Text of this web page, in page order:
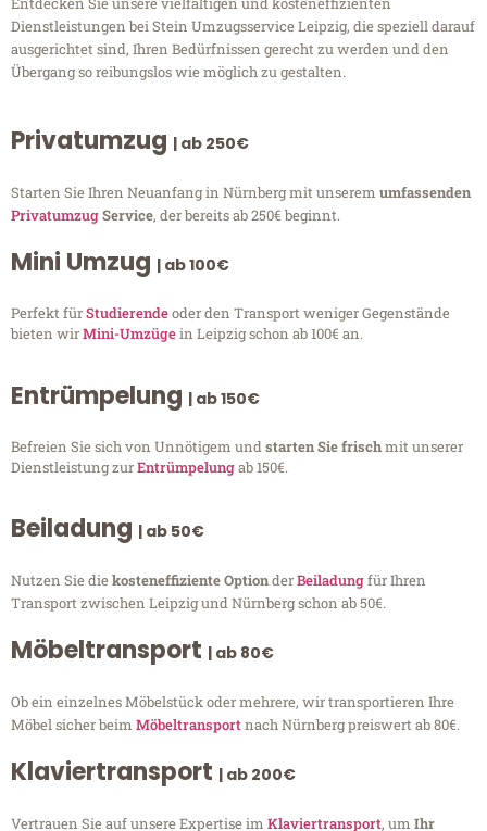
Dienstleistungen bei Stein Umzugsservice Leipzig, die speziell darauf
ausgerichtet sind, Ihren Bedürfnissen gerecht zu werden und den
Übergang so reibungslos wie möglich zu gestalten.
Privatumzug | ab 250€
Starten Sie Ihren Neuanfang in Nürnberg mit unserem umfassenden
PrivatumzugService, der bereits ab 250€ beginnt.
Mini Umzug | ab 100€
Perfekt fürStudierendeoder den Transport weniger Gegenstände
bieten wirMini-Umzügein Leipzig schon ab 100€ an.
Entrümpelung | ab 150€
Befreien Sie sich von Unnötigem undstarten Sie frischmit unserer
Dienstleistung zurEntrümpelungab 150€.
Beiladung | ab 50€
Nutzen Sie diekosteneffiziente OptionderBeiladungfür Ihren
Transport zwischen Leipzig und Nürnberg schon ab 50€.
Möbeltransport | ab 80€
Ob ein einzelnes Möbelstück oder mehrere, wir transportieren Ihre
Möbel sicher beim Möbeltransportnach Nürnberg preiswert ab 80€.
Klaviertransport | ab 200€
Vertrauen Sie auf unsere Expertise im Klaviertransport, um Ihr